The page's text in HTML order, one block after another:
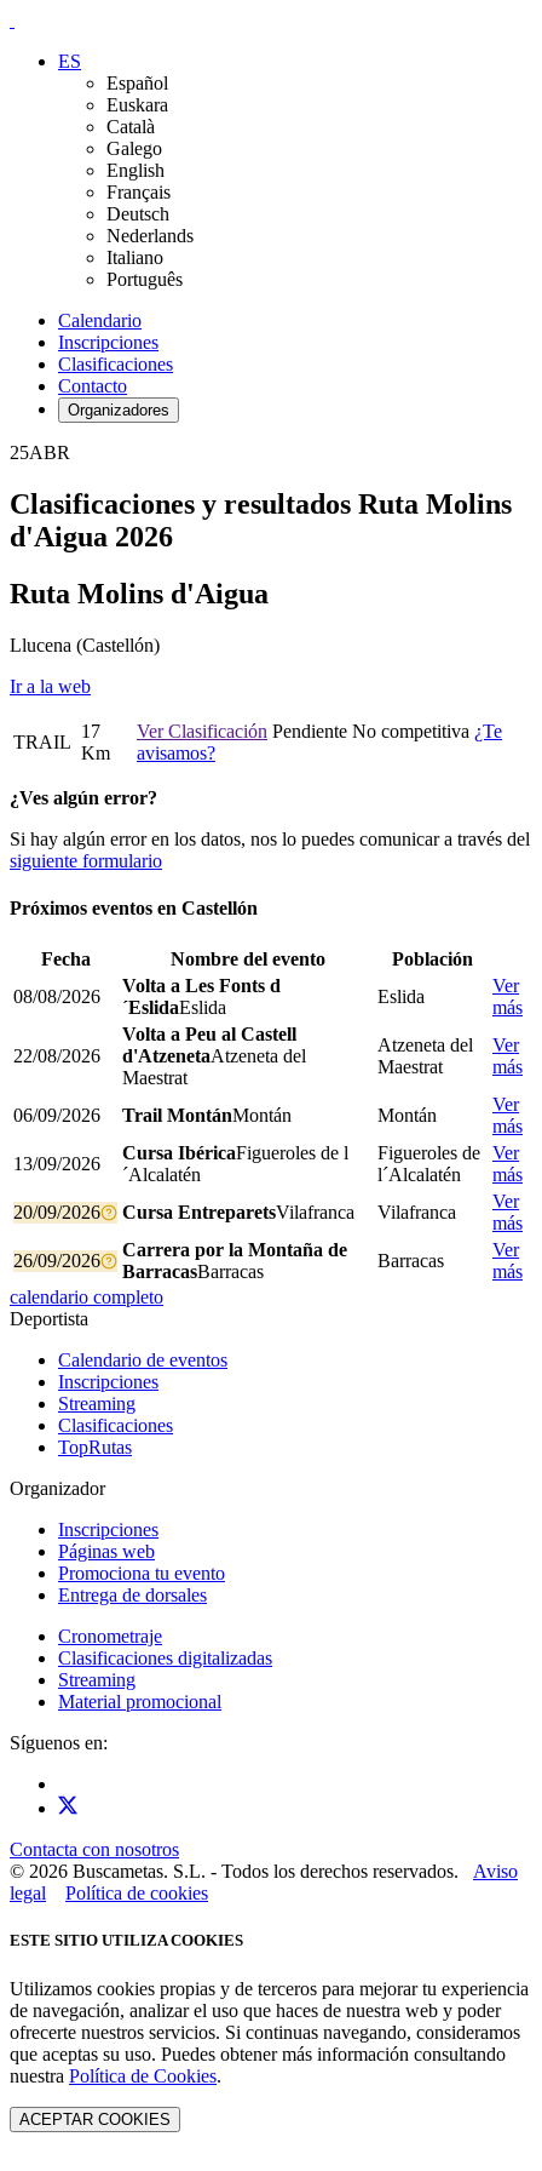
ES
Español
Euskara
Català
Galego
English
Français
Deutsch
Nederlands
Italiano
Português
Calendario
Inscripciones
Clasificaciones
Contacto
Organizadores
25ABR
Clasificaciones y resultados Ruta Molins
d'Aigua 2026
Ruta Molins d'Aigua
Llucena (Castellón)
Ir a la web
TRAIL
17
Km
Ver Clasificación Pendiente No competitiva ¿Te
avisamos?
¿Ves algún error?
Si hay algún error en los datos, nos lo puedes comunicar a través del
siguiente formulario
Próximos eventos en Castellón
Fecha Nombre del evento
Población
08/08/2026
Volta a Les Fonts d
´EslidaEslida
Eslida
Ver
más
22/08/2026
Volta a Peu al Castell
d'AtzenetaAtzeneta del
Maestrat
Atzeneta del
Maestrat
Ver
más
06/09/2026 Trail MontánMontán Montán
Ver
más
13/09/2026
Cursa IbéricaFigueroles de l
´Alcalatén
Figueroles de
l´Alcalatén
Ver
más
20/09/2026
Cursa EntreparetsVilafranca Vilafranca
Ver
más
26/09/2026
Carrera por la Montaña de
BarracasBarracas
Barracas
Ver
más
calendario completo
Deportista
Calendario de eventos
Inscripciones
Streaming
Clasificaciones
TopRutas
Organizador
Inscripciones
Páginas web
Promociona tu evento
Entrega de dorsales
Cronometraje
Clasificaciones digitalizadas
Streaming
Material promocional
Síguenos en:
Contacta con nosotros
© 2026 Buscametas. S.L. - Todos los derechos reservados. Aviso
legal
Política de cookies
ESTE SITIO UTILIZA COOKIES
Utilizamos cookies propias y de terceros para mejorar tu experiencia
de navegación, analizar el uso que haces de nuestra web y poder
ofrecerte nuestros servicios. Si continuas navegando, consideramos
que aceptas su uso. Puedes obtener más información consultando
nuestra Política de Cookies.
ACEPTAR COOKIES